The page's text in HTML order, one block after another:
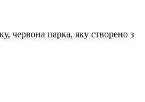
червона парка, яку створено з